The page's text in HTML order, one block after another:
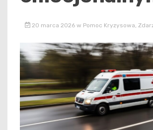
20 marca 2026 w Pomoc Kryzysowa